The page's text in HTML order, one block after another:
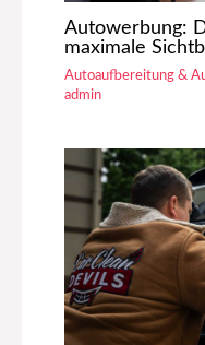
Autowerbung:
maximale
Autoaufbereitung &
admin